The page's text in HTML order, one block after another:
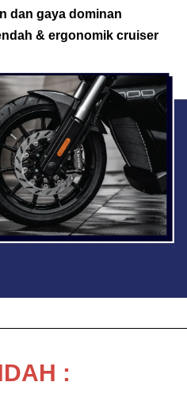
dan gaya dominan
& ergonomik cruiser
: